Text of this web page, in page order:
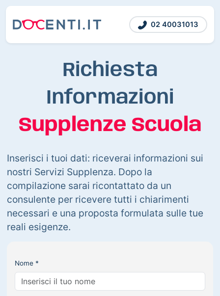
02 40031013
Richiesta
Informazioni
Supplenze Scuola
Inserisci i tuoi dati: riceverai informazioni sui
nostri Servizi Supplenza. Dopo la
compilazione sarai ricontattato da un
consulente per ricevere tutti i chiarimenti
necessari e una proposta formulata sulle tue
reali esigenze.
Nome *